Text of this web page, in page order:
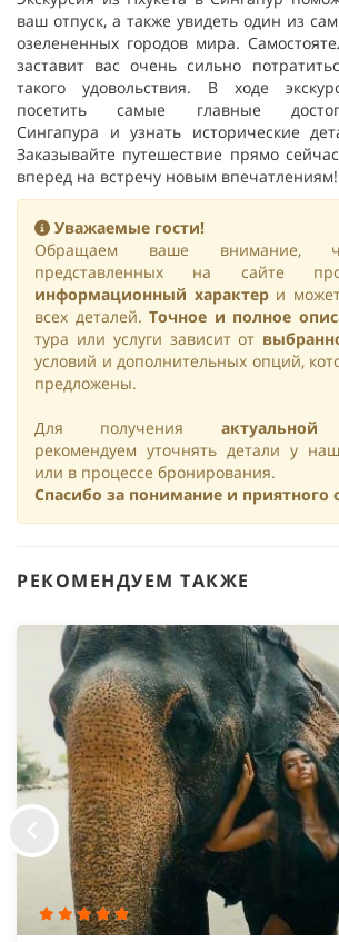
ваш отпуск, а также увидеть один из
озелененных городов мира.
заставит вас очень сильно
такого удовольствия. В ходе
посетить самые главные
Сингапура и узнать исторические
Заказывайте путешествие прямо
вперед на встречу новым впечатлениям!
Уважаемые гости!
Обращаем ваше внимание,
представленных на сайте
информационный характери может
всех деталей. Точное и полное
тура или услуги зависит от
условий и дополнительных опций,
предложены.
Для получения
рекомендуем уточнять детали у
или в процессе бронирования.
Спасибо за понимание и приятного
РЕКОМЕНДУЕМ ТАКЖЕ